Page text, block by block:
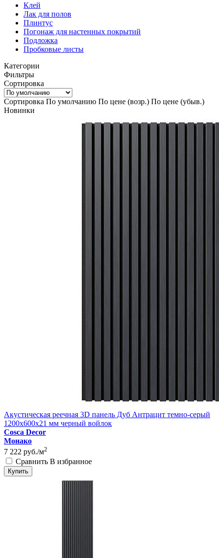
Клей
Лак для полов
Плинтус
Погонаж для настенных покрытий
Подложка
Пробковые листы
Категории
Фильтры
Сортировка
Сортировка По умолчанию По цене (возр.) По цене (убыв.)
Новинки
Акустическая реечная 3D панель Дуб Антрацит темно-серый
1200x600x21 мм черный войлок
Cosca Decor
Монако
7 222 руб./м2
Сравнить В избранное
Купить